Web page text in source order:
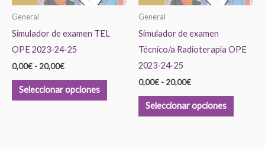
General
Simulador de examen TEL
OPE 2023-24-25
0,00€ - 20,00€
Seleccionar opciones
General
Simulador de examen
Técnico/a Radioterapia OPE
2023-24-25
0,00€ - 20,00€
Seleccionar opciones